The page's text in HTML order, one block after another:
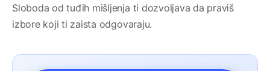
Sloboda od tuđih mišljenja ti dozvoljava da praviš
izbore koji ti zaista odgovaraju.